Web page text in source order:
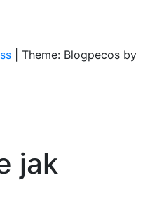
Theme: Blogpecos by
jak